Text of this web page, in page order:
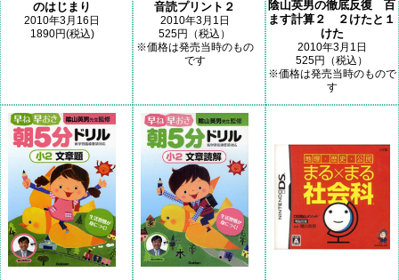
のはじまり
2010年3月16日
1890円(税込)
音読プリント２
2010年3月1日
525円（税込）
※価格は発売当時のもの
です
陰山英男の徹底反復 百
ます計算２ ２けたと１
けた
2010年3月1日
525円（税込）
※価格は発売当時のもので
す